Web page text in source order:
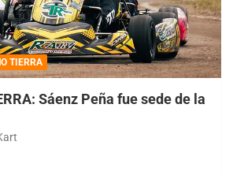
TIERRA
Sáenz Peña fue sede de la